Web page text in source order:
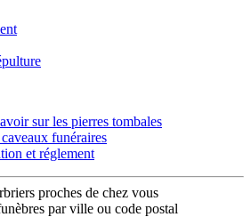
sur les pierres tombales
funéraires
et réglement
proches de chez vous
par ville ou code postal